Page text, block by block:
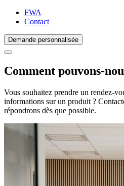
FWA
Contact
Demande personnalisée
Comment pouvons-
Vous souhaitez prendre un rendez-
informations sur un produit ?
répondrons dès que possible.